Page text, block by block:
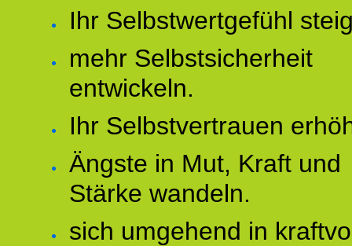
Ihr Selbstwertgefühl
mehr Selbstsicherheit
entwickeln.
Ihr Selbstvertrauen
Ängste in Mut, Kraft und
Stärke wandeln.
sich umgehend in